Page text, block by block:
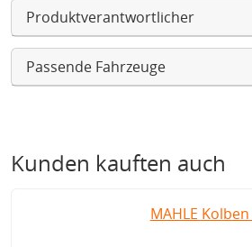
Produktverantwortlicher
Passende Fahrzeuge
Kunden kauften auch
MAHLE